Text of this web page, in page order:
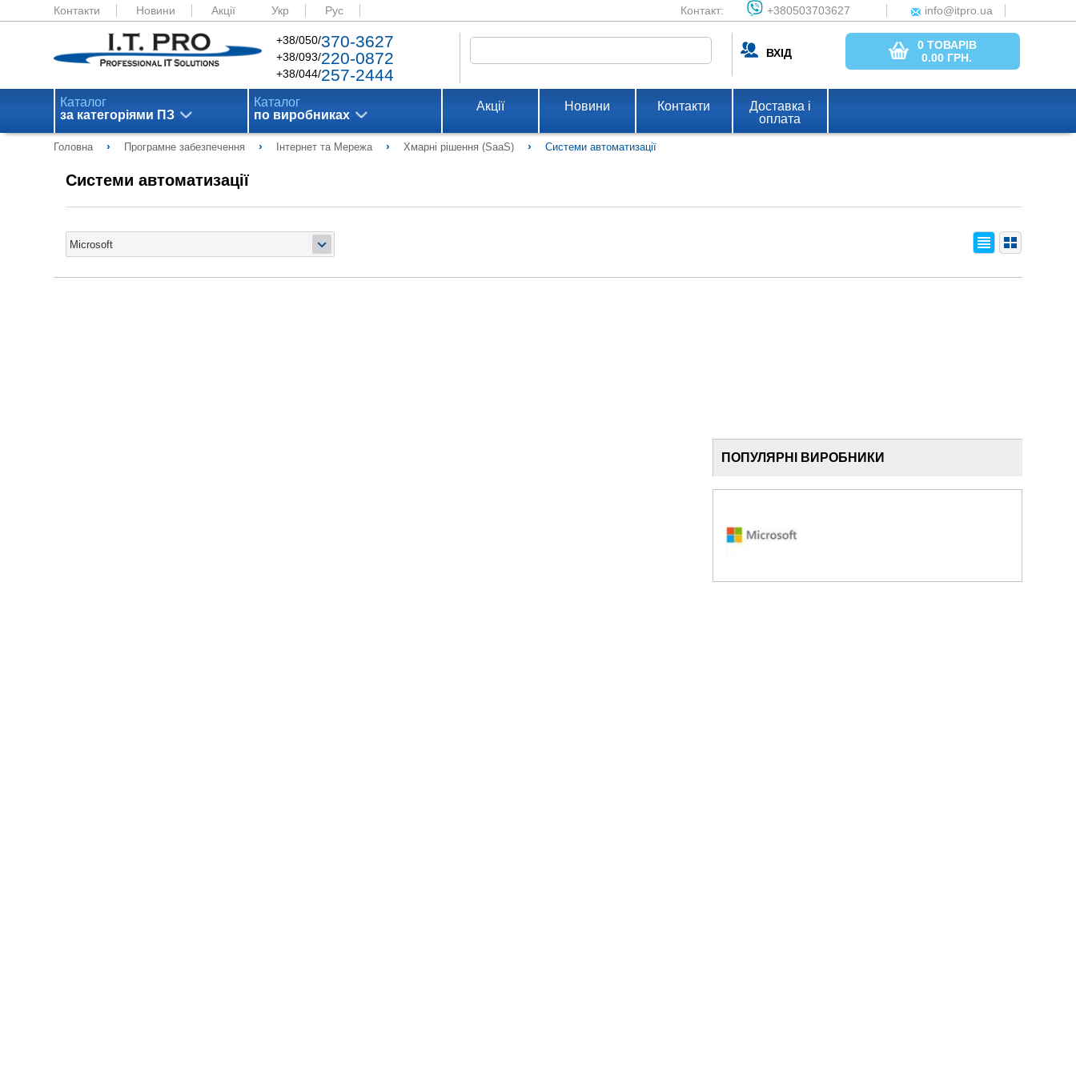
Контакти Новини Акції Укр Рус Контакт: +380503703627 info@itpro.ua
+38/050/370-3627
+38/093/220-0872
+38/044/257-2444
ВХІД
0 ТОВАРІВ
0.00 ГРН.
Каталог
за категоріями ПЗ
Каталог
по виробниках
Акції Новини Контакти
Доставка і
оплата
Головна › Програмне забезпечення › Інтернет та Мережа › Хмарні рішення (SaaS) › Системи автоматизації
Системи автоматизації
ПОПУЛЯРНІ ВИРОБНИКИ